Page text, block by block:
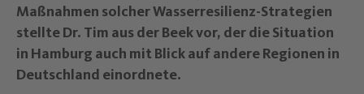
Maßnahmen solcher Wasserresilienz-Strategien
stellte Dr. Tim aus der Beek vor, der die Situation
in Hamburg auch mit Blick auf andere Regionen in
Deutschland einordnete.